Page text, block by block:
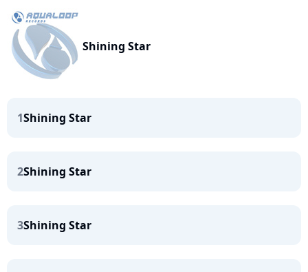
Shining Star
1Shining Star
2Shining Star
3Shining Star